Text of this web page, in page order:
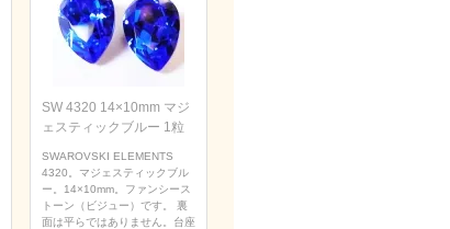
SW 4320 14×10mm マジ
ェスティックブルー 1粒
SWAROVSKI ELEMENTS
4320。マジェスティックブル
ー。14×10mm。ファンシース
トーン（ビジュー）です。 裏
面は平らではありません。台座